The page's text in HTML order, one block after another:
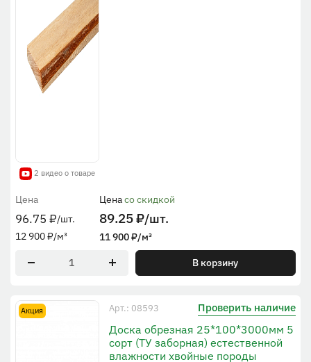
2 видео о товаре
Цена
96.75 ₽/шт.
12 900₽/м³
Ценасо скидкой
89.25₽/шт.
11 900₽/м³
В корзину
Акция Арт.: 08593 Проверить наличие
Доска обрезная 25*100*3000мм 5
сорт (ТУ заборная) естественной
влажности хвойные породы